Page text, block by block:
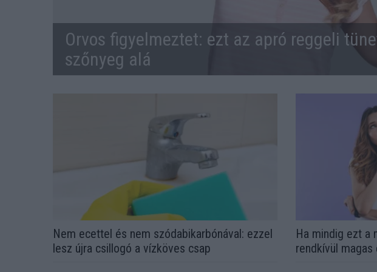
Orvos figyelmeztet: ezt az apró reggeli
szőnyeg alá
Nem ecettel és nem szódabikarbónával: ezzel
lesz újra csillogó a vízköves csap
Ha mindig ezt a
rendkívül